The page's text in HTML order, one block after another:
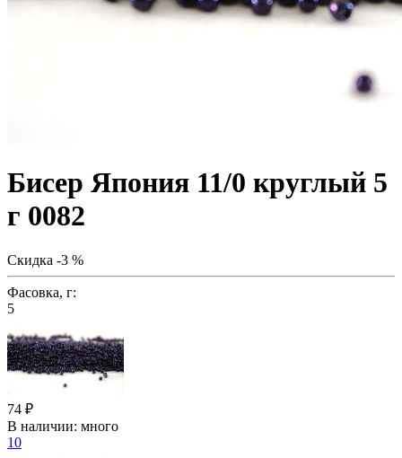
Бисер Япония 11/0 круглый 5
г 0082
Скидка -3 %
Фасовка, г:
5
74 ₽
В наличии: много
10